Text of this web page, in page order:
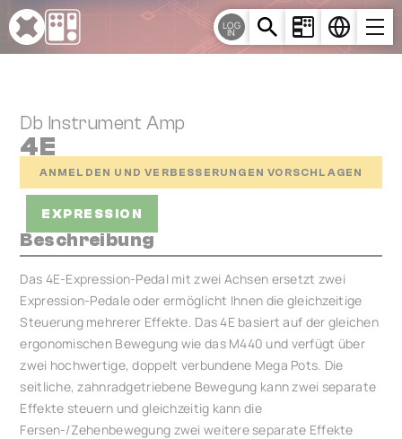
Cookie-Einstellungen
LOG
IN
Db Instrument Amp
4E
ANMELDEN UND VERBESSERUNGEN VORSCHLAGEN
EXPRESSION
Beschreibung
Das 4E-Expression-Pedal mit zwei Achsen ersetzt zwei
Expression-Pedale oder ermöglicht Ihnen die gleichzeitige
Steuerung mehrerer Effekte. Das 4E basiert auf der gleichen
ergonomischen Bewegung wie das M440 und verfügt über
zwei hochwertige, doppelt verbundene Mega Pots. Die
seitliche, zahnradgetriebene Bewegung kann zwei separate
Effekte steuern und gleichzeitig kann die
Fersen-/Zehenbewegung zwei weitere separate Effekte